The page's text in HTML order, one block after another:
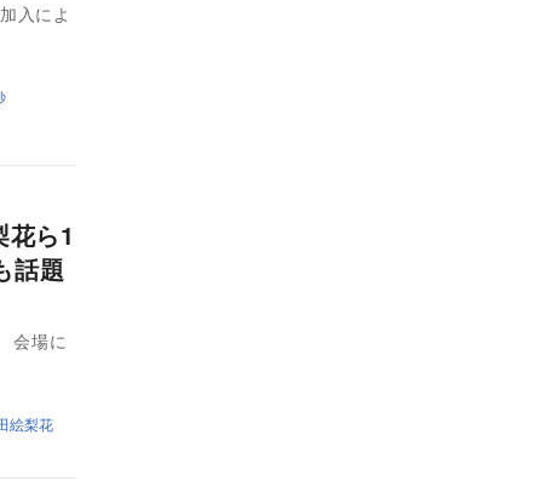
入によ
ら1
話題
会場に
絵梨花